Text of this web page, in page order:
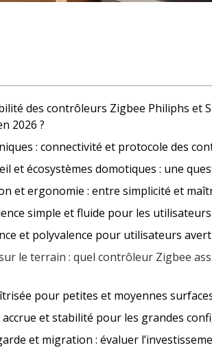
des contrôleurs Zigbee Philiphs et
2026 ?
: connectivité et protocole des
et écosystèmes domotiques : une
et ergonomie : entre simplicité et
simple et fluide pour les
et polyvalence pour utilisateurs
le terrain : quel contrôleur Zigbee
pour petites et moyennes
accrue et stabilité pour les grandes
et migration : évaluer